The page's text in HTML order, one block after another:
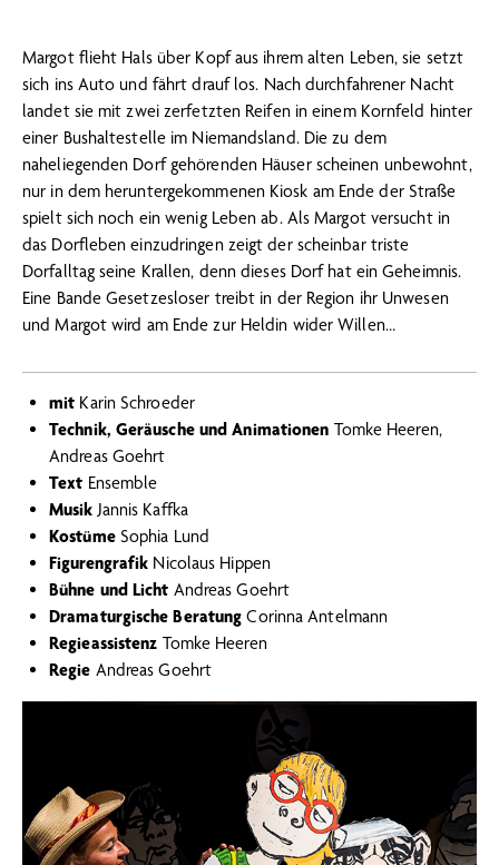
Margot flieht Hals über Kopf aus ihrem alten Leben, sie setzt
sich ins Auto und fährt drauf los. Nach durchfahrener Nacht
landet sie mit zwei zerfetzten Reifen in einem Kornfeld hinter
einer Bushaltestelle im Niemandsland. Die zu dem
naheliegenden Dorf gehörenden Häuser scheinen unbewohnt,
nur in dem heruntergekommenen Kiosk am Ende der Straße
spielt sich noch ein wenig Leben ab. Als Margot versucht in
das Dorfleben einzudringen zeigt der scheinbar triste
Dorfalltag seine Krallen, denn dieses Dorf hat ein Geheimnis.
Eine Bande Gesetzesloser treibt in der Region ihr Unwesen
und Margot wird am Ende zur Heldin wider Willen…
mit Karin Schroeder
Technik, Geräusche und Animationen Tomke Heeren,
Andreas Goehrt
Text Ensemble
Musik Jannis Kaffka
KostümeSophia Lund
Figurengrafik Nicolaus Hippen
Bühne und Licht Andreas Goehrt
Dramaturgische BeratungCorinna Antelmann
Regieassistenz Tomke Heeren
Regie Andreas Goehrt